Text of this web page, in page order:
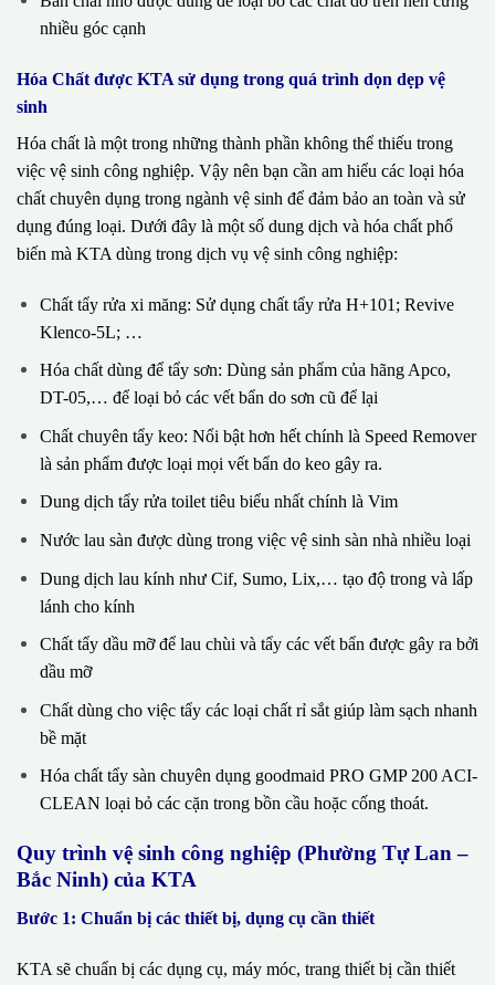
nhiều góc cạnh
Hóa Chất được KTA sử dụng trong quá trình dọn dẹp vệ
sinh
Hóa chất là một trong những thành phần không thể thiếu trong
việc vệ sinh công nghiệp. Vậy nên bạn cần am hiểu các loại hóa
chất chuyên dụng trong ngành vệ sinh để đảm bảo an toàn và sử
dụng đúng loại. Dưới đây là một số dung dịch và hóa chất phổ
biến mà KTA dùng trong dịch vụ vệ sinh công nghiệp:
Chất tẩy rửa xi măng: Sử dụng chất tẩy rửa H+101; Revive
Klenco-5L; …
Hóa chất dùng để tẩy sơn: Dùng sản phẩm của hãng Apco,
DT-05,… để loại bỏ các vết bẩn do sơn cũ để lại
Chất chuyên tẩy keo: Nổi bật hơn hết chính là Speed Remover
là sản phẩm được loại mọi vết bẩn do keo gây ra.
Dung dịch tẩy rửa toilet tiêu biểu nhất chính là Vim
Nước lau sàn được dùng trong việc vệ sinh sàn nhà nhiều loại
Dung dịch lau kính như Cif, Sumo, Lix,… tạo độ trong và lấp
lánh cho kính
Chất tẩy dầu mỡ để lau chùi và tẩy các vết bẩn được gây ra bởi
dầu mỡ
Chất dùng cho việc tẩy các loại chất rỉ sắt giúp làm sạch nhanh
bề mặt
Hóa chất tẩy sàn chuyên dụng goodmaid PRO GMP 200 ACI-
CLEAN loại bỏ các cặn trong bồn cầu hoặc cống thoát.
Quy trình vệ sinh công nghiệp (Phường Tự Lan –
Bắc Ninh) của KTA
Bước 1: Chuẩn bị các thiết bị, dụng cụ cần thiết
KTA sẽ chuẩn bị các dụng cụ, máy móc, trang thiết bị cần thiết